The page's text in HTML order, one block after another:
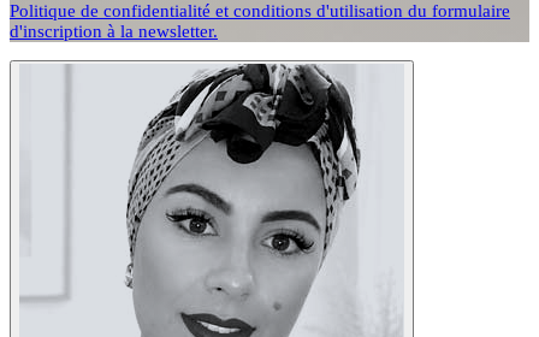
Politique de confidentialité et conditions d'utilisation du formulaire
d'inscription à la newsletter.